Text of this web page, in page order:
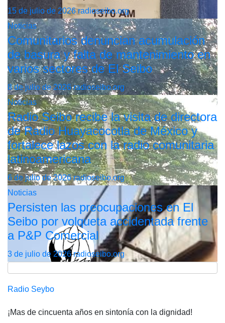
15 de julio de 2026radioseibo.org
Noticias
Comunitarios denuncian acumulación
de basura y falta de mantenimiento en
varios sectores de El Seibo
8 de julio de 2026radioseibo.org
Noticias
Radio Seibo recibe la visita de directora
de Radio Huayacocotla de México y
fortalece lazos con la radio comunitaria
latinoamericana
6 de julio de 2026radioseibo.org
Noticias
Persisten las preocupaciones en El
Seibo por volqueta accidentada frente
a P&P Comercial
3 de julio de 2026radioseibo.org
Radio Seybo
¡Mas de cincuenta años en sintonía con la dignidad!